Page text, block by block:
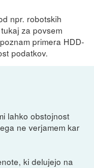
npr. robotskih
za povsem
primera HDD-
podatkov.
lahko obstojnost
ne verjamem kar
ki delujejo na